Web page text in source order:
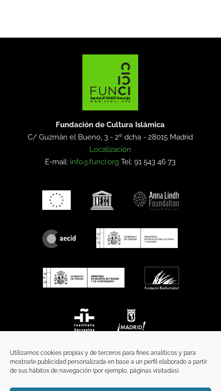
Utilizamos cookies propias y de terceros para fines analíticos y para
mostrarle publicidad personalizada en base a un perfil elaborado a partir
de sus hábitos de navegación (por ejemplo, páginas visitadas).
Fundación de Cultura Islámica
C/ Guzmán el Bueno, 3 - 2º dcha -28015 Madrid
Localización
E-mail: info@funci.org Tel: 91 543 46 73